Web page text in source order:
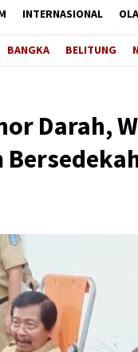
INTERNASIONAL
BANGKA BELITUNG
Darah,